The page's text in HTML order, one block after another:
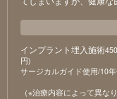
インプラント埋入施術
円)
サージカルガイド使用/10
（※治療内容によって異な